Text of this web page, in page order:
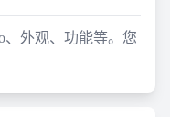
、外观、功能等。您